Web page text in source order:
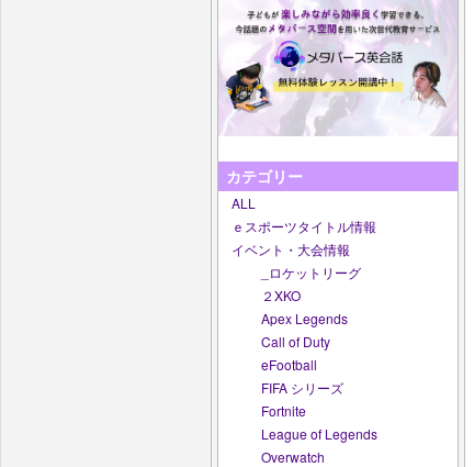
カテゴリー
ALL
ｅスポーツタイトル情報
イベント・大会情報
_ロケットリーグ
２XKO
Apex Legends
Call of Duty
eFootball
FIFA シリーズ
Fortnite
League of Legends
Overwatch